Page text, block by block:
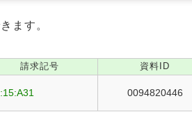
ます。
請求記号 資料ID
0094820446